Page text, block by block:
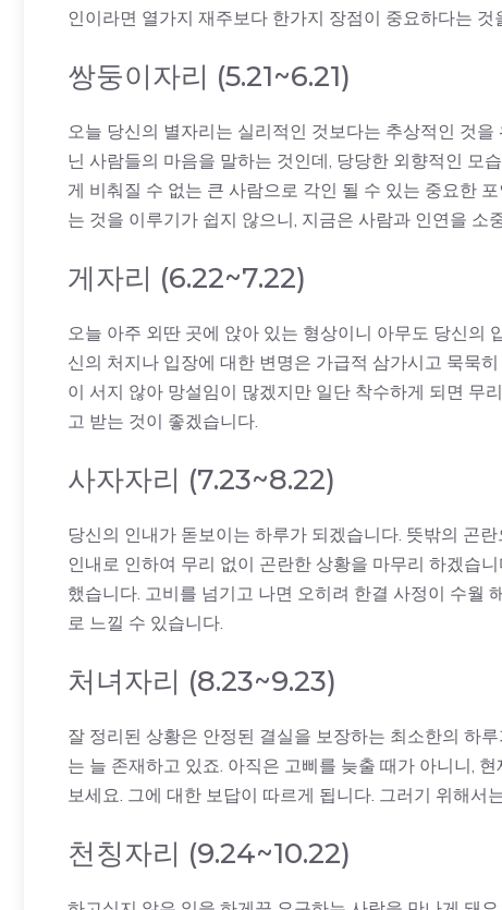
인이라면 열가지 재주보다 한가지 장점이 중요하다는 것
쌍둥이자리 (5.21~6.21)
오늘 당신의 별자리는 실리적인 것보다는 추상적인 것
닌 사람들의 마음을 말하는 것인데, 당당한 외향적인 모
게 비춰질 수 없는 큰 사람으로 각인 될 수 있는 중요한
는 것을 이루기가 쉽지 않으니, 지금은 사람과 인연을
게자리 (6.22~7.22)
오늘 아주 외딴 곳에 앉아 있는 형상이니 아무도 당신의
신의 처지나 입장에 대한 변명은 가급적 삼가시고 묵묵
이 서지 않아 망설임이 많겠지만 일단 착수하게 되면 무
고 받는 것이 좋겠습니다.
사자자리 (7.23~8.22)
당신의 인내가 돋보이는 하루가 되겠습니다. 뜻밖의 곤
인내로 인하여 무리 없이 곤란한 상황을 마무리 하겠습
했습니다. 고비를 넘기고 나면 오히려 한결 사정이 수월
로 느낄 수 있습니다.
처녀자리 (8.23~9.23)
잘 정리된 상황은 안정된 결실을 보장하는 최소한의 하
는 늘 존재하고 있죠. 아직은 고삐를 늦출 때가 아니니,
보세요. 그에 대한 보답이 따르게 됩니다. 그러기 위해
천칭자리 (9.24~10.22)